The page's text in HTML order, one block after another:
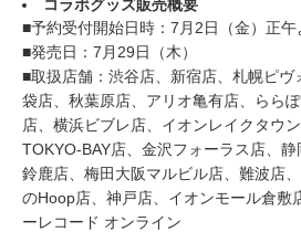
コラボグッズ販売概要
■予約受付開始日時：7月2日（金）正午
■発売日：7月29日（木）
■取扱店舗：渋谷店、新宿店、札幌ピヴ
袋店、秋葉原店、アリオ亀有店、らら
店、横浜ビブレ店、イオンレイクタウ
TOKYO-BAY店、金沢フォーラス店、静
鈴鹿店、梅田大阪マルビル店、難波店
のHoop店、神戸店、イオンモール倉敷
ーレコード オンライン